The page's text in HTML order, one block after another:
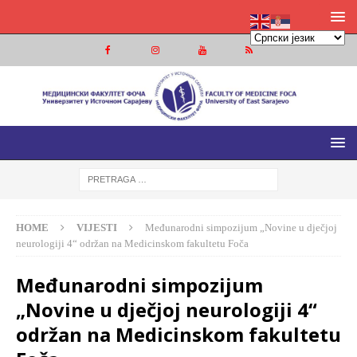
MEDICINSKI FAKULTET FOČA
MEDICINSKI FAKULTET UNIVERZITETA U ISTOČNOM
HOME VIJESTI
Međunarodni simpozijum „Novine u dječjoj
neurologiji 4“ održan na Medicinskom fakultetu Foča
Međunarodni simpozijum
„Novine u dječjoj neurologiji 4“
održan na Medicinskom fakultetu